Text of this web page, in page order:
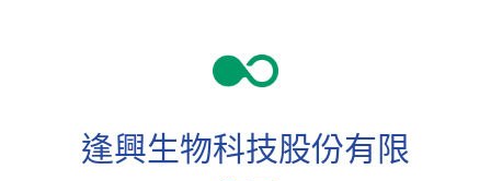
逢興生物科技股份有限